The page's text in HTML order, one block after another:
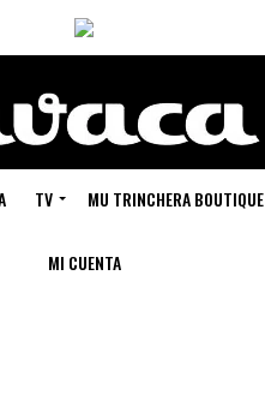
TV MU TRINCHERA BOUTIQUE
MI CUENTA